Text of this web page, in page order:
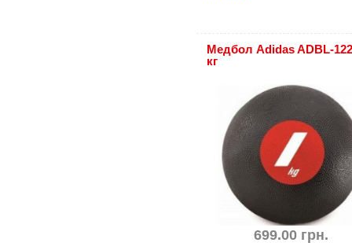
Медбол Adidas ADBL-
кг
699.00 грн.